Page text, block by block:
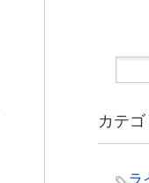
カテ
ラ